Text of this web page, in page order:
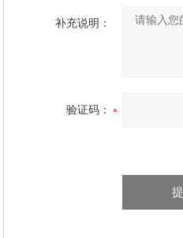
补充说明：
验证码：